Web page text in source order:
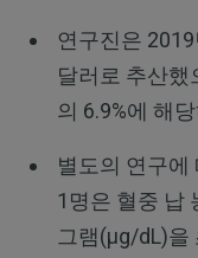
연구진은
달러로 추산했
의 6.9%에 해
별도의 연구에
1명은 혈중 납
그램(µg/dL)을